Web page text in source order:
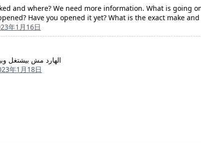
and where? We need more information. What is going
Have you opened it yet? What is the exact make
年1月16日
الهارد مش بيشتغل
年1月18日